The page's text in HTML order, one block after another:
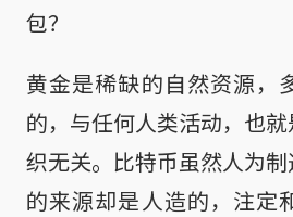
包？
黄金是稀缺的自然资源
的，与任何人类活动，也
织无关。比特币虽然人为
的来源却是人造的，注定